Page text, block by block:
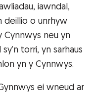
iawndal,
deillio o unrhyw
Cynnwys neu yn
torri, yn sarhaus
yn y Cynnwys.
ei wneud ar